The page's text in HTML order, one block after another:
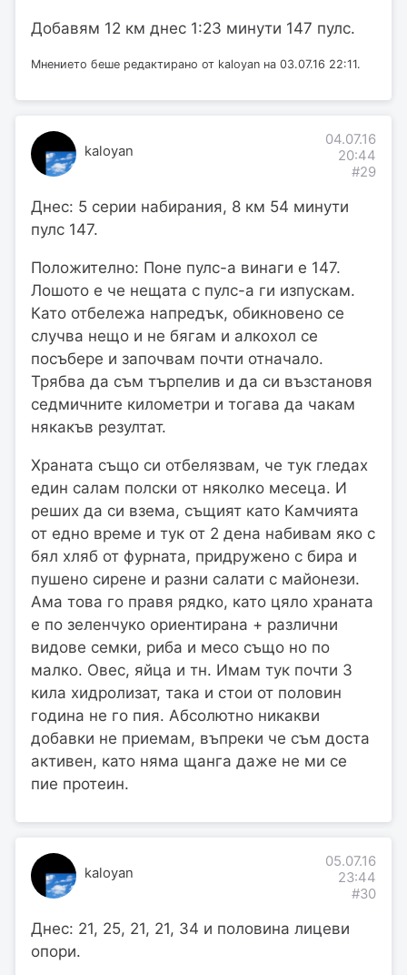
Добавям 12 км днес 1:23 минути 147 пулс.
Мнението беше редактирано от kaloyan на 03.07.16 22:11.
kaloyan
04.07.16
20:44
#29
Днес: 5 серии набирания, 8 км 54 минути
пулс 147.
Положително: Поне пулс-а винаги е 147.
Лошото е че нещата с пулс-а ги изпускам.
Като отбележа напредък, обикновено се
случва нещо и не бягам и алкохол се
посъбере и започвам почти отначало.
Трябва да съм търпелив и да си възстановя
седмичните километри и тогава да чакам
някакъв резултат.
Храната също си отбелязвам, че тук гледах
един салам полски от няколко месеца. И
реших да си взема, същият като Камчията
от едно време и тук от 2 дена набивам яко с
бял хляб от фурната, придружено с бира и
пушено сирене и разни салати с майонези.
Ама това го правя рядко, като цяло храната
е по зеленчуко ориентирана + различни
видове семки, риба и месо също но по
малко. Овес, яйца и тн. Имам тук почти 3
кила хидролизат, така и стои от половин
година не го пия. Абсолютно никакви
добавки не приемам, въпреки че съм доста
активен, като няма щанга даже не ми се
пие протеин.
kaloyan
05.07.16
23:44
#30
Днес: 21, 25, 21, 21, 34 и половина лицеви
опори.